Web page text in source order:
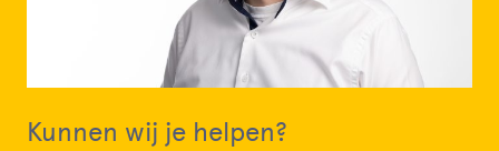
Kunnen wij je helpen?